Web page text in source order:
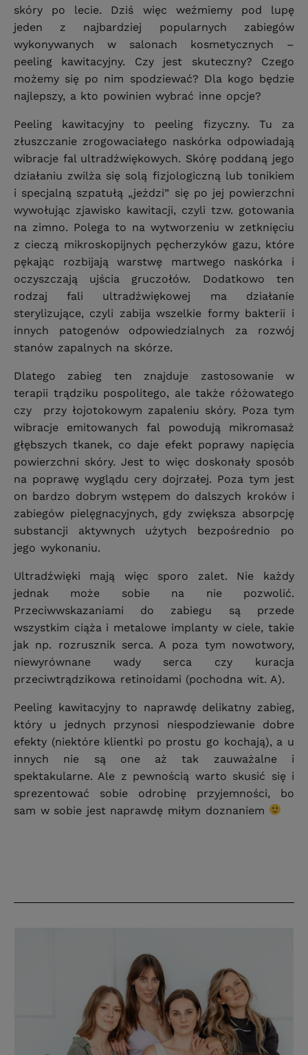
skóry po lecie. Dziś więc weźmiemy pod lupę
jeden z najbardziej popularnych zabiegów
wykonywanych w salonach kosmetycznych –
peeling kawitacyjny. Czy jest skuteczny? Czego
możemy się po nim spodziewać? Dla kogo będzie
najlepszy, a kto powinien wybrać inne opcje?
Peeling kawitacyjny to peeling fizyczny. Tu za
złuszczanie zrogowaciałego naskórka odpowiadają
wibracje fal ultradźwiękowych. Skórę poddaną jego
działaniu zwilża się solą fizjologiczną lub tonikiem
i specjalną szpatułą „jeździ” się po jej powierzchni
wywołując zjawisko kawitacji, czyli tzw. gotowania
na zimno. Polega to na wytworzeniu w zetknięciu
z cieczą mikroskopijnych pęcherzyków gazu, które
pękając rozbijają warstwę martwego naskórka i
oczyszczają ujścia gruczołów. Dodatkowo ten
rodzaj fali ultradźwiękowej ma działanie
sterylizujące, czyli zabija wszelkie formy bakterii i
innych patogenów odpowiedzialnych za rozwój
stanów zapalnych na skórze.
Dlatego zabieg ten znajduje zastosowanie w
terapii trądziku pospolitego, ale także różowatego
czy przy łojotokowym zapaleniu skóry. Poza tym
wibracje emitowanych fal powodują mikromasaż
głębszych tkanek, co daje efekt poprawy napięcia
powierzchni skóry. Jest to więc doskonały sposób
na poprawę wyglądu cery dojrzałej. Poza tym jest
on bardzo dobrym wstępem do dalszych kroków i
zabiegów pielęgnacyjnych, gdy zwiększa absorpcję
substancji aktywnych użytych bezpośrednio po
jego wykonaniu.
Ultradźwięki mają więc sporo zalet. Nie każdy
jednak może sobie na nie pozwolić.
Przeciwwskazaniami do zabiegu są przede
wszystkim ciąża i metalowe implanty w ciele, takie
jak np. rozrusznik serca. A poza tym nowotwory,
niewyrównane wady serca czy kuracja
przeciwtrądzikowa retinoidami (pochodna wit. A).
Peeling kawitacyjny to naprawdę delikatny zabieg,
który u jednych przynosi niespodziewanie dobre
efekty (niektóre klientki po prostu go kochają), a u
innych nie są one aż tak zauważalne i
spektakularne. Ale z pewnością warto skusić się i
sprezentować sobie odrobinę przyjemności, bo
sam w sobie jest naprawdę miłym doznaniem